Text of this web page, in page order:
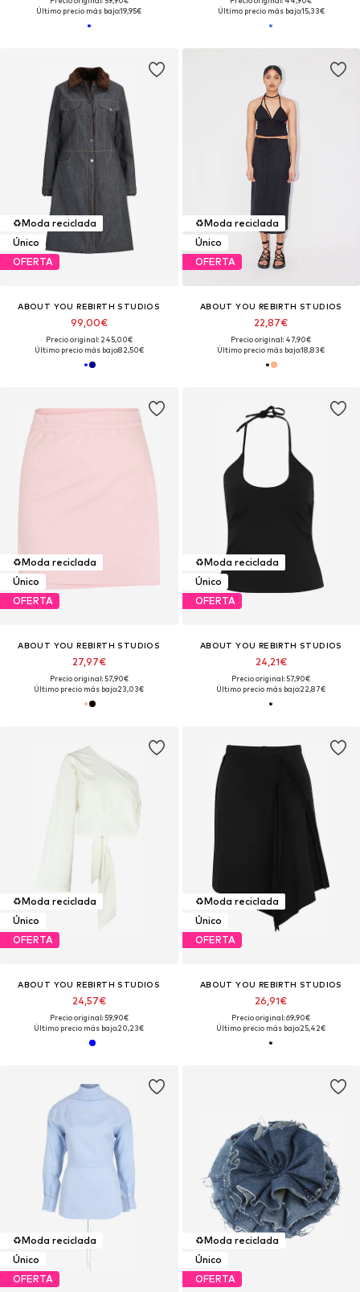
Último precio más bajo:19,95€
Último precio más bajo:15,33€
♻️Moda reciclada
Único
OFERTA
ABOUT YOU REBIRTH STUDIOS
99,00€
Precio original: 245,00€
Último precio más bajo:82,50€
♻️Moda reciclada
Único
OFERTA
ABOUT YOU REBIRTH STUDIOS
22,87€
Precio original: 47,90€
Último precio más bajo:18,83€
♻️Moda reciclada
Único
OFERTA
ABOUT YOU REBIRTH STUDIOS
27,97€
Precio original: 57,90€
Último precio más bajo:23,03€
♻️Moda reciclada
Único
OFERTA
ABOUT YOU REBIRTH STUDIOS
24,21€
Precio original: 57,90€
Último precio más bajo:22,87€
♻️Moda reciclada
Único
OFERTA
ABOUT YOU REBIRTH STUDIOS
24,57€
Precio original: 59,90€
Último precio más bajo:20,23€
♻️Moda reciclada
Único
OFERTA
ABOUT YOU REBIRTH STUDIOS
26,91€
Precio original: 69,90€
Último precio más bajo:25,42€
♻️Moda reciclada
Único
OFERTA
♻️Moda reciclada
Único
OFERTA